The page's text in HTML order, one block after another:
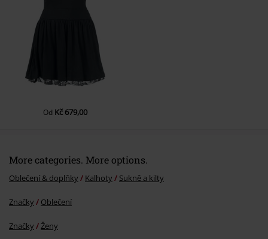
Odeslat komentář
Od Kč 679,00
More categories. More options.
Oblečení & doplňky Kalhoty Sukně a kilty
Značky Oblečení
Značky Ženy